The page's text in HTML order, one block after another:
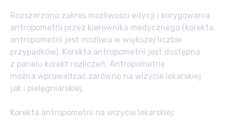
Rozszerzono zakres możliwości edycji i korygowania
antropometrii przez kierownika medycznego (korekta
antropometrii jest możliwa w większej liczbie
przypadków). Korekta antropometrii jest dostępna
z panelu korekt rozliczeń. Antropometrię
można wprowadzać zarówno na wizycie lekarskiej
jak i pielęgniarskiej.
Korekta antropometrii na wizycie lekarskiej: